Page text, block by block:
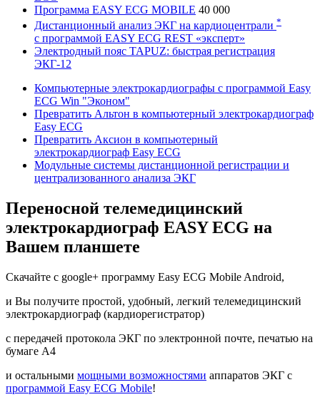
Программа EASY ECG MOBILE 40 000
Дистанционный анализ ЭКГ на кардиоцентрали *
с программой EASY ECG REST «эксперт»
Электродный пояс TAPUZ: быстрая регистрация
ЭКГ-12
Компьютерные электрокардиографы с программой Easy
ECG Win "Эконом"
Превратить Альтон в компьютерный электрокардиограф
Easy ECG
Превратить Аксион в компьютерный
электрокардиограф Easy ECG
Модульные системы дистанционной регистрации и
централизованного анализа ЭКГ
Переносной телемедицинский
электрокардиограф EASY ECG на
Вашем планшете
Скачайте с google+ программу Easy ECG Mobile Android,
и Вы получите простой, удобный, легкий телемедицинский
электрокардиограф (кардиорегистратор)
с передачей протокола ЭКГ по электронной почте, печатью на
бумаге A4
и остальными мощными возможностями аппаратов ЭКГ с
программой Easy ECG Mobile!